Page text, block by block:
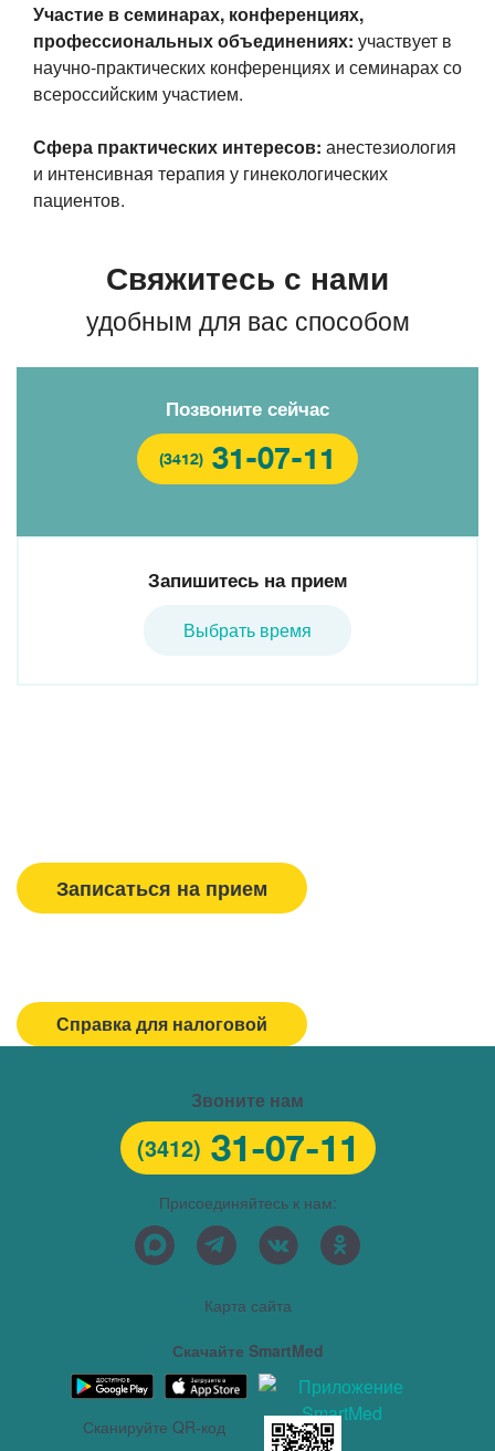
Участие в семинарах, конференциях,
профессиональных объединениях: участвует в
научно-практических конференциях и семинарах со
всероссийским участием.
Сфера практических интересов: анестезиология
и интенсивная терапия у гинекологических
пациентов.
Свяжитесь с нами
удобным для вас способом
Позвоните сейчас
(3412) 31-07-11
Запишитесь на прием
Выбрать время
Записаться на прием
Справка для налоговой
Звоните нам
(3412) 31-07-11
Присоединяйтесь к нам:
Карта сайта
Скачайте SmartMed
Сканируйте QR-код